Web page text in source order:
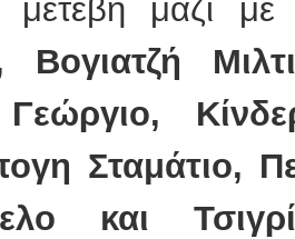
μετέβη μαζί
Βογιατζή
Σταμάτιο,
και